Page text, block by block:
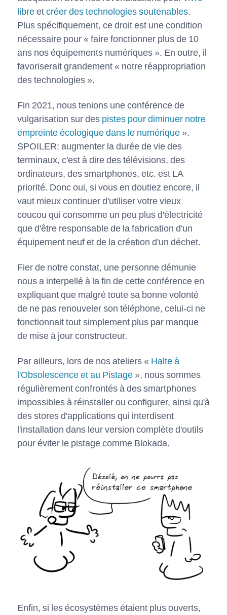
libreetcréer des technologies soutenables.
Plus spécifiquement, ce droit est une condition
nécessaire pour « faire fonctionner plus de 10
ans nos équipements numériques ». En outre, il
favoriserait grandement « notre réappropriation
des technologies ».
Fin 2021, nous tenions une conférence de
vulgarisation sur des pistes pour diminuer notre
empreinte écologique dans le numérique ».
SPOILER: augmenter la durée de vie des
terminaux, c'est à dire des télévisions, des
ordinateurs, des smartphones, etc. est LA
priorité. Donc oui, si vous en doutiez encore, il
vaut mieux continuer d'utiliser votre vieux
coucou qui consomme un peu plus d'électricité
que d'être responsable de la fabrication d'un
équipement neuf et de la création d'un déchet.
Fier de notre constat, une personne démunie
nous a interpellé à la fin de cette conférence en
expliquant que malgré toute sa bonne volonté
de ne pas renouveler son téléphone, celui-ci ne
fonctionnait tout simplement plus par manque
de mise à jour constructeur.
Par ailleurs, lors de nos ateliers « Halte à
l'Obsolescence et au Pistage », nous sommes
régulièrement confrontés à des smartphones
impossibles à réinstaller ou configurer, ainsi qu'à
des stores d'applications qui interdisent
l'installation dans leur version complète d'outils
pour éviter le pistage comme Blokada.
Enfin, si les écosystèmes étaient plus ouverts,